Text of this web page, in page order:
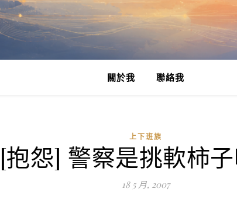
關於我 聯絡我
上下班族
[抱怨] 警察是挑軟柿
18 5 月, 2007